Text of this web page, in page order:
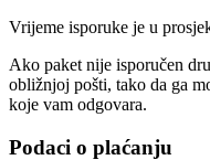
Vrijeme isporuke je u
Ako paket nije isporučen
obližnjoj pošti, tako da ga
koje vam odgovara.
Podaci o plaćanju